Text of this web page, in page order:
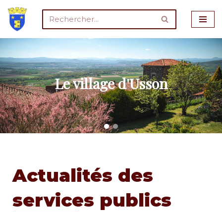
Aller
au
contenu
Le village d'Usson
Actualités des
services publics